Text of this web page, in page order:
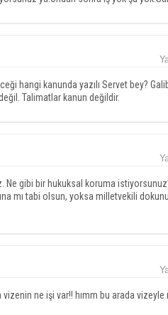
hangi kanunda yazılı Servet bey?
Talimatlar kanun değildir.
Ne gibi bir hukuksal koruma
mı tabi olsun, yoksa milletvekili
ne işi var!! hımm bu arada